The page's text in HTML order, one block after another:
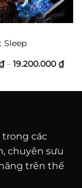
Sleep
– 19.200.000 ₫
giá:
đến
trong các
chuyên sưu
trên thế